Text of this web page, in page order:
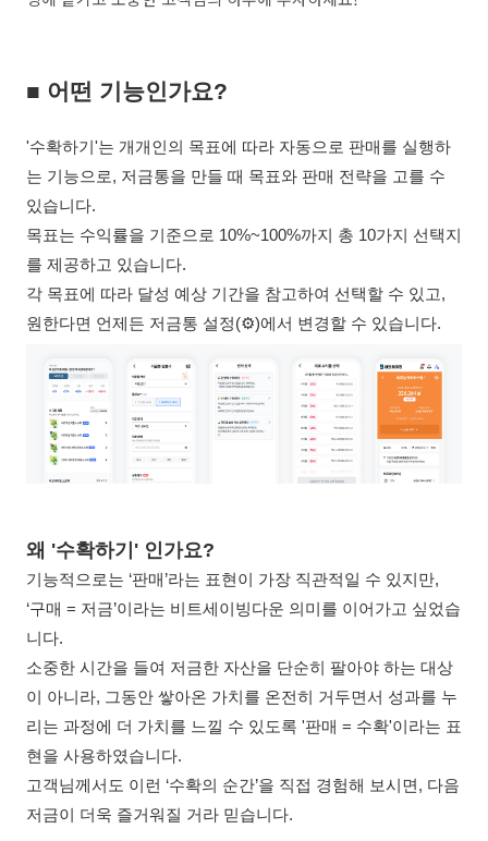
■ 어떤 기능인가요?
'수확하기'는 개개인의 목표에 따라 자동으로 판매를 실행하
는 기능으로, 저금통을 만들 때 목표와 판매 전략을 고를 수
있습니다.
목표는 수익률을 기준으로 10%~100%까지 총 10가지 선택지
를 제공하고 있습니다.
각 목표에 따라 달성 예상 기간을 참고하여 선택할 수 있고,
원한다면 언제든 저금통 설정(⚙️)에서 변경할 수 있습니다.
왜 '수확하기' 인가요?
기능적으로는 ‘판매’라는 표현이 가장 직관적일 수 있지만,
‘구매 = 저금’이라는 비트세이빙다운 의미를 이어가고 싶었습
니다.
소중한 시간을 들여 저금한 자산을 단순히 팔아야 하는 대상
이 아니라, 그동안 쌓아온 가치를 온전히 거두면서 성과를 누
리는 과정에 더 가치를 느낄 수 있도록 '판매 = 수확'이라는 표
현을 사용하였습니다.
고객님께서도 이런 ‘수확의 순간’을 직접 경험해 보시면, 다음
저금이 더욱 즐거워질 거라 믿습니다.